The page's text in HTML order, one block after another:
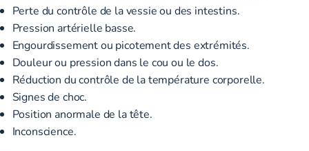
Perte du contrôle de la vessie ou des intestins.
Pression artérielle basse.
Engourdissement ou picotement des extrémités.
Douleur ou pression dans le cou ou le dos.
Réduction du contrôle de la température corporelle.
Signes de choc.
Position anormale de la tête.
Inconscience.